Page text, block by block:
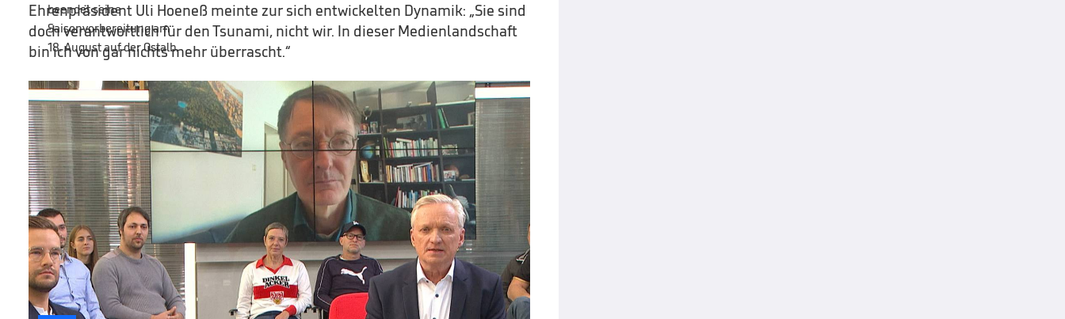
Ehrenpräsident Uli Hoeneß meinte zur sich entwickelten Dynamik: „Sie sind
doch verantwortlich für den Tsunami, nicht wir. In dieser Medienlandschaft
bin ich von gar nichts mehr überrascht.“